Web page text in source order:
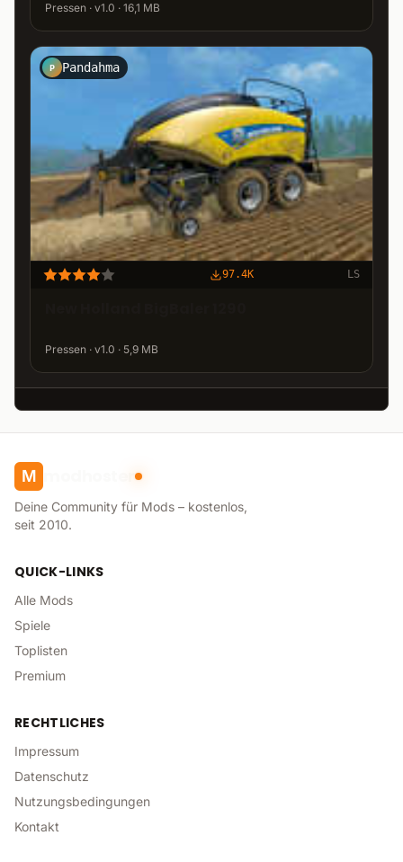
Pressen · v1.0 · 16,1 MB
P Pandahma
97.4K LS
Pressen · v1.0 · 5,9 MB
M
Deine Community für Mods – kostenlos,
seit 2010.
QUICK-LINKS
Alle Mods
Spiele
Toplisten
Premium
RECHTLICHES
Impressum
Datenschutz
Nutzungsbedingungen
Kontakt